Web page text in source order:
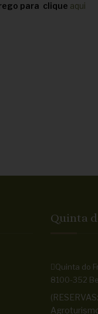
para clique aqui
Quinta
Quinta do
8100-352
(RESERVAS: